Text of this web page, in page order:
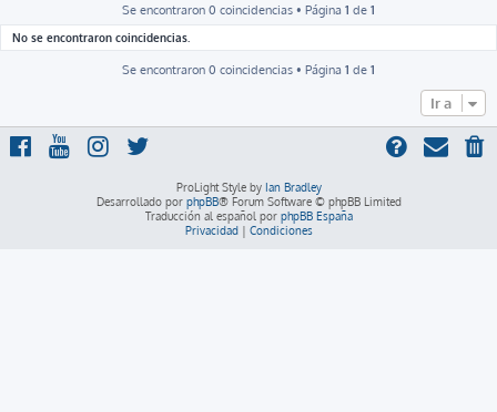
Se encontraron 0 coincidencias • Página 1 de 1
No se encontraron coincidencias.
Se encontraron 0 coincidencias • Página 1 de 1
Ir a
ProLight Style by Ian Bradley
Desarrollado por phpBB® Forum Software © phpBB Limited
Traducción al español por phpBB España
Privacidad| Condiciones